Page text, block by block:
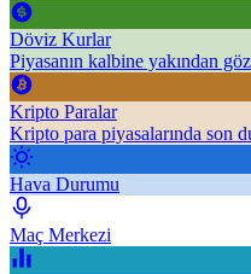
Döviz Kurlar
Piyasanın kalbine yakından göz
Kripto Paralar
Kripto para piyasalarında son
Hava Durumu
Maç Merkezi